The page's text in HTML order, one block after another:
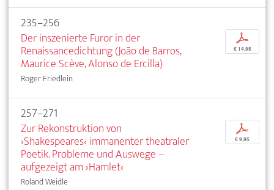
235–256
Der inszenierte Furor in der
Renaissancedichtung (João de Barros,
Maurice Scève, Alonso de Ercilla)
Roger Friedlein
p
€ 14,95
257–271
Zur Rekonstruktion von
›Shakespeares‹ immanenter theatraler
Poetik. Probleme und Auswege –
aufgezeigt am ›Hamlet‹
Roland Weidle
p
€ 9,95